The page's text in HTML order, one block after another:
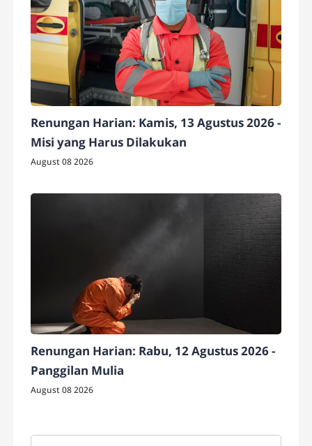
Renungan Harian: Kamis, 13 Agustus 2026 -
Misi yang Harus Dilakukan
August 08 2026
Renungan Harian: Rabu, 12 Agustus 2026 -
Panggilan Mulia
August 08 2026